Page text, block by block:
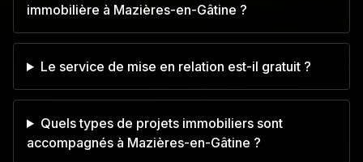
immobilière à Mazières-en-Gâtine ?
Le service de mise en relation est-il gratuit ?
Quels types de projets immobiliers sont
accompagnés à Mazières-en-Gâtine ?